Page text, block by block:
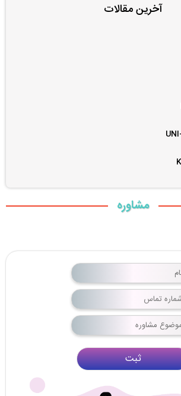
آخرین مقالات
مشاوره
ثبت